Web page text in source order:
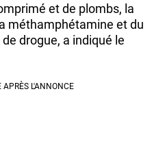
et de plombs, la
méthamphétamine et du
drogue, a indiqué le